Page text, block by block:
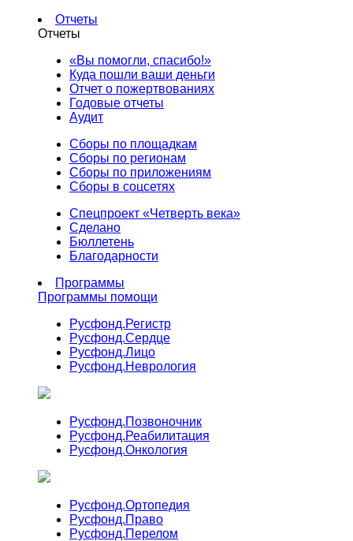
Отчеты
Отчеты
«Вы помогли, спасибо!»
Куда пошли ваши деньги
Отчет о пожертвованиях
Годовые отчеты
Аудит
Сборы по площадкам
Сборы по регионам
Сборы по приложениям
Сборы в соцсетях
Спецпроект «Четверть века»
Сделано
Бюллетень
Благодарности
Программы
Программы помощи
Русфонд.Регистр
Русфонд.Сердце
Русфонд.Лицо
Русфонд.Неврология
Русфонд.Позвоночник
Русфонд.Реабилитация
Русфонд.Онкология
Русфонд.Ортопедия
Русфонд.Право
Русфонд.Перелом